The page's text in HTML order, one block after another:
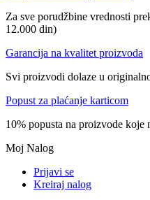
Za sve porudžbine vrednosti
12.000 din)
Garancija na kvalitet proizvoda
Svi proizvodi dolaze u
Popust za plaćanje karticom
10% popusta na proizvode koje
Moj Nalog
Prijavi se
Kreiraj nalog